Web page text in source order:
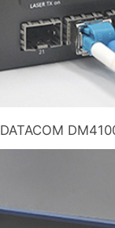
DATACOM